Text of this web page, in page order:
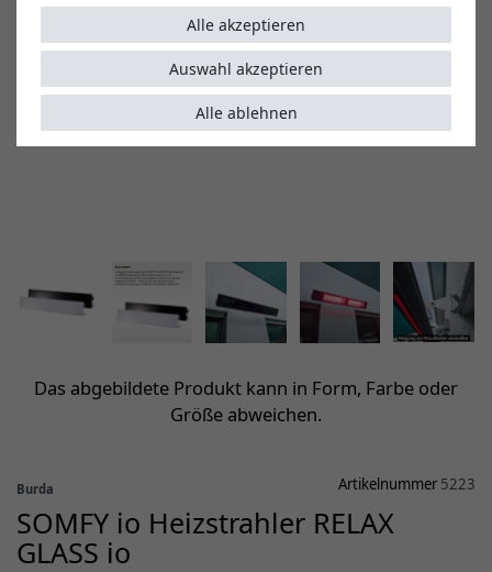
Das abgebildete Produkt kann in Form, Farbe oder
Größe abweichen.
Burda Artikelnummer 5223
SOMFY io Heizstrahler RELAX
GLASS io
Alle akzeptieren
Alle ablehnen
Auswahl akzeptieren